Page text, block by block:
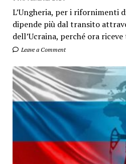
L’Ungheria, per i rifornimenti
dipende più dal transito
dell’Ucraina, perché ora
Leave a Comment